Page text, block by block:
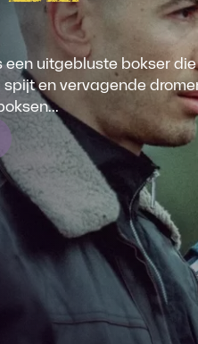
een uitgebluste bokser
en vervagende